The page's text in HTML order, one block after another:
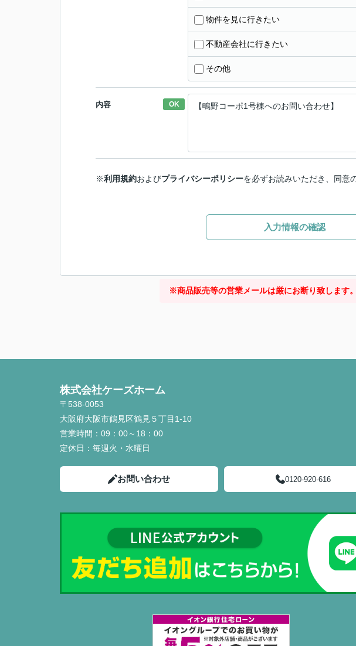
物件を見に行きたい
不動産会社に行きたい
その他
内容 OK
※利用規約およびプライバシーポリシーを必ずお読みいただき、同意
入力情報の確認
※商品販売等の営業メールは厳にお断り致します。
株式会社ケーズホーム
〒538-0053
大阪府大阪市鶴見区鶴見５丁目1-10
営業時間： 09：00～18：00
定休日： 毎週火・水曜日
お問い合わせ 0120-920-616